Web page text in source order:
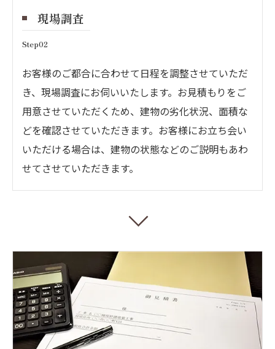
現場調査
Step02
お客様のご都合に合わせて日程を調整させていただ
き、現場調査にお伺いいたします。お見積もりをご
用意させていただくため、建物の劣化状況、面積な
どを確認させていただきます。お客様にお立ち会い
いただける場合は、建物の状態などのご説明もあわ
せてさせていただきます。